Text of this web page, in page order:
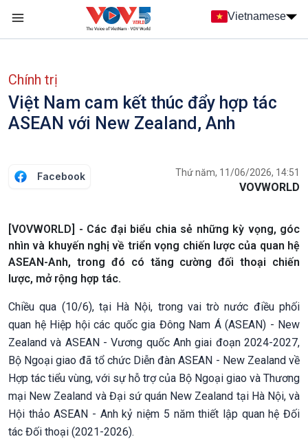
Nhảy đến nội dung
Vietnamese
Chính trị
Việt Nam cam kết thúc đẩy hợp tác
ASEAN với New Zealand, Anh
Facebook Thứ năm, 11/06/2026, 14:51
VOVWORLD
[VOVWORLD] - Các đại biểu chia sẻ những kỳ vọng, góc
nhìn và khuyến nghị về triển vọng chiến lược của quan hệ
ASEAN-Anh, trong đó có tăng cường đối thoại chiến
lược, mở rộng hợp tác.
Chiều qua (10/6), tại Hà Nội, trong vai trò nước điều phối
quan hệ Hiệp hội các quốc gia Đông Nam Á (ASEAN) - New
Zealand và ASEAN - Vương quốc Anh giai đoạn 2024-2027,
Bộ Ngoại giao đã tổ chức Diễn đàn ASEAN - New Zealand về
Hợp tác tiểu vùng, với sự hỗ trợ của Bộ Ngoại giao và Thương
mại New Zealand và Đại sứ quán New Zealand tại Hà Nội, và
Hội thảo ASEAN - Anh kỷ niệm 5 năm thiết lập quan hệ Đối
tác Đối thoại (2021-2026).